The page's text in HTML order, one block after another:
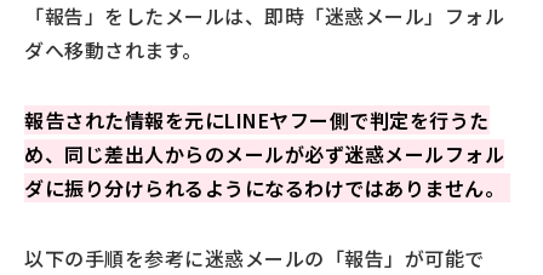
受信拒否をすると相手にバレますか？
迷惑メールボックスやゴミ箱を探しても届くはずの
Yahoo!メールの機能を活用し、迷惑メール対策をしま
しょう
「報告」をしたメールは、即時「迷惑メール」フォル
ダへ移動されます。
報告された情報を元にLINEヤフー側で判定を行うた
め、同じ差出人からのメールが必ず迷惑メールフォル
ダに振り分けられるようになるわけではありません。
以下の手順を参考に迷惑メールの「報告」が可能で